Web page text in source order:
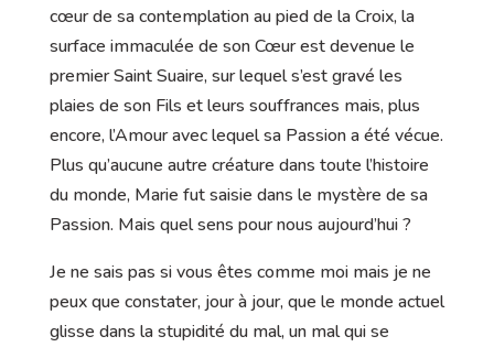
cœur de sa contemplation au pied de la Croix, la
surface immaculée de son Cœur est devenue le
premier Saint Suaire, sur lequel s’est gravé les
plaies de son Fils et leurs souffrances mais, plus
encore, l’Amour avec lequel sa Passion a été vécue.
Plus qu’aucune autre créature dans toute l’histoire
du monde, Marie fut saisie dans le mystère de sa
Passion. Mais quel sens pour nous aujourd’hui ?
Je ne sais pas si vous êtes comme moi mais je ne
peux que constater, jour à jour, que le monde actuel
glisse dans la stupidité du mal, un mal qui se